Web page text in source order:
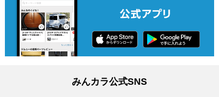
みんカラ公式SNS